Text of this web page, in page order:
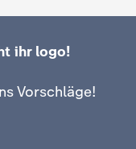
ihr logo!
Vorschläge!